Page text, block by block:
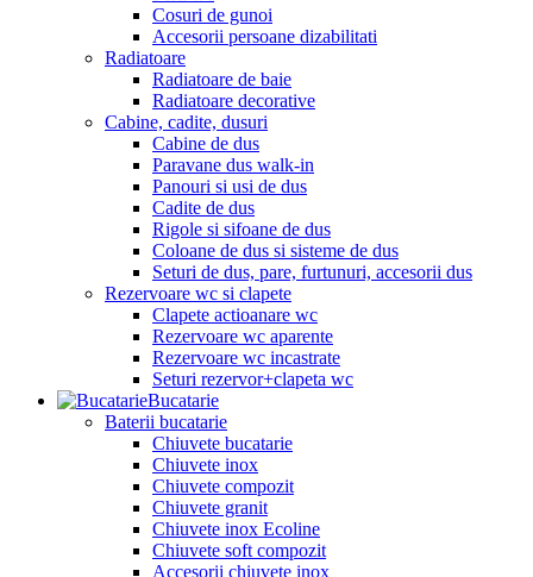
Cosuri de gunoi
Accesorii persoane dizabilitati
Radiatoare
Radiatoare de baie
Radiatoare decorative
Cabine, cadite, dusuri
Cabine de dus
Paravane dus walk-in
Panouri si usi de dus
Cadite de dus
Rigole si sifoane de dus
Coloane de dus si sisteme de dus
Seturi de dus, pare, furtunuri, accesorii dus
Rezervoare wc si clapete
Clapete actioanare wc
Rezervoare wc aparente
Rezervoare wc incastrate
Seturi rezervor+clapeta wc
Bucatarie
Baterii bucatarie
Chiuvete bucatarie
Chiuvete inox
Chiuvete compozit
Chiuvete granit
Chiuvete inox Ecoline
Chiuvete soft compozit
Accesorii chiuvete inox